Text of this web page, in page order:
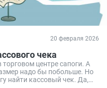
20 февраля 2026
чека
центре сапоги. А
надо бы побольше. Но
найти кассовый чек. Да,